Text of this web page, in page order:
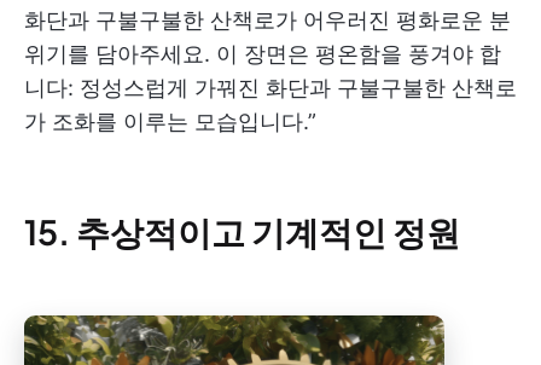
화단과 구불구불한 산책로가 어우러진 평화로운 분
위기를 담아주세요. 이 장면은 평온함을 풍겨야 합
니다: 정성스럽게 가꿔진 화단과 구불구불한 산책로
가 조화를 이루는 모습입니다.”
15. 추상적이고 기계적인 정원